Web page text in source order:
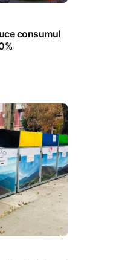
consumul